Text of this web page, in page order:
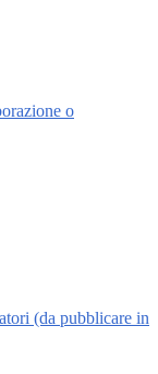
o
(da pubblicare in